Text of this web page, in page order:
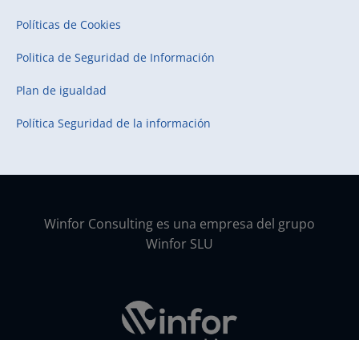
Políticas de Cookies
Politica de Seguridad de Información
Plan de igualdad
Política Seguridad de la información
Winfor Consulting es una empresa del grupo
Winfor SLU